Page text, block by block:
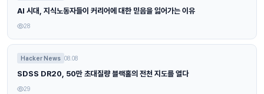
AI 시대, 지식노동자들이 커리어에 대한 믿음을 잃어가는 이유
28
Hacker News 08.08
SDSS DR20, 50만 초대질량 블랙홀의 전천 지도를 열다
29